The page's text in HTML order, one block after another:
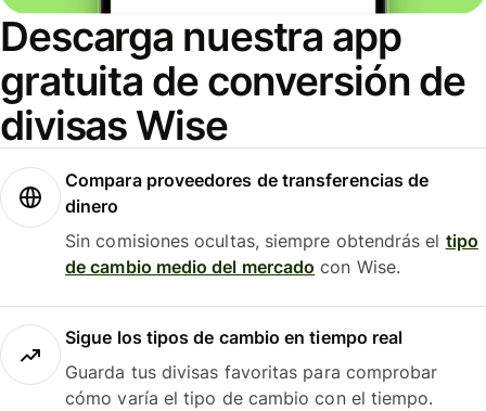
Descarga nuestra app
gratuita de conversión de
divisas Wise
Compara proveedores de transferencias de
dinero
Sin comisiones ocultas, siempre obtendrás el tipo
de cambio medio del mercado con Wise.
Sigue los tipos de cambio en tiempo real
Guarda tus divisas favoritas para comprobar
cómo varía el tipo de cambio con el tiempo.